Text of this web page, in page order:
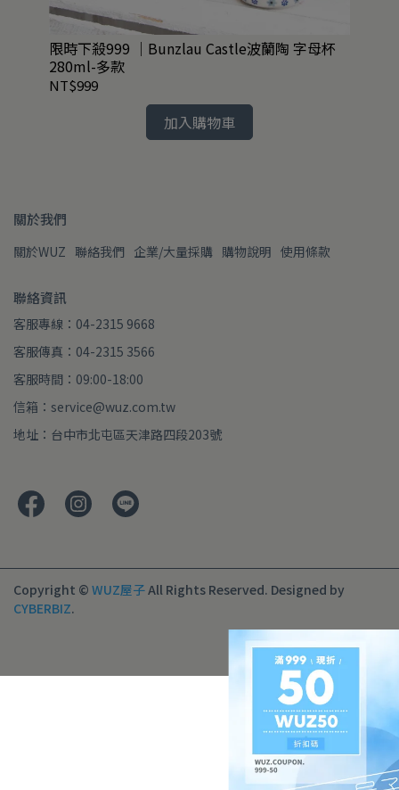
限時下殺999 ｜Bunzlau Castle波蘭陶 字母杯
280ml-多款
NT$999
加入購物車
關於我們
關於WUZ 聯絡我們 企業/大量採購 購物說明 使用條款
聯絡資訊
客服專線：04-2315 9668
客服傳真：04-2315 3566
客服時間：09:00-18:00
信箱：service@wuz.com.tw
地址：台中市北屯區天津路四段203號
Copyright © WUZ屋子All Rights Reserved. Designed by
CYBERBIZ.